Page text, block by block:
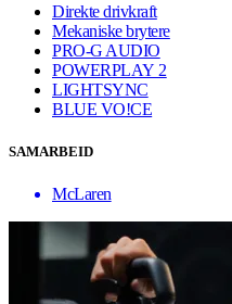
Direkte drivkraft
Mekaniske brytere
PRO-G AUDIO
POWERPLAY 2
LIGHTSYNC
BLUE VO!CE
SAMARBEID
McLaren